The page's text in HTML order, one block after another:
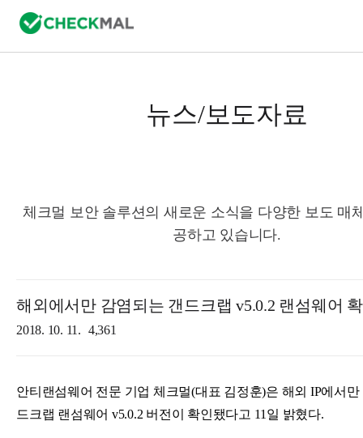
뉴스/보도자료
체크멀 보안 솔루션의 새로운 소식을 다양한 보도 매
공하고 있습니다.
해외에서만 감염되는 갠드크랩 v5.0.2 랜섬웨어
2018. 10. 11. 4,361
안티랜섬웨어 전문 기업 체크멀(대표 김정훈)은 해외 IP에서
드크랩 랜섬웨어 v5.0.2 버전이 확인됐다고 11일 밝혔다.